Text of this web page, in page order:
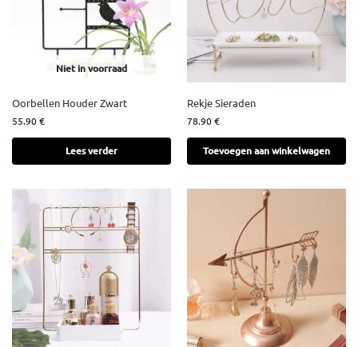
Niet in voorraad
Oorbellen Houder Zwart
55.90€
Lees verder
Rekje Sieraden
78.90€
Toevoegen aan winkelwagen